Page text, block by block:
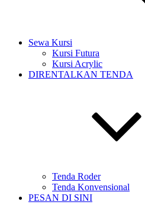
Sewa Kursi
Kursi Futura
Kursi Acrylic
DIRENTALKAN TENDA
Tenda Roder
Tenda Konvensional
PESAN DI SINI